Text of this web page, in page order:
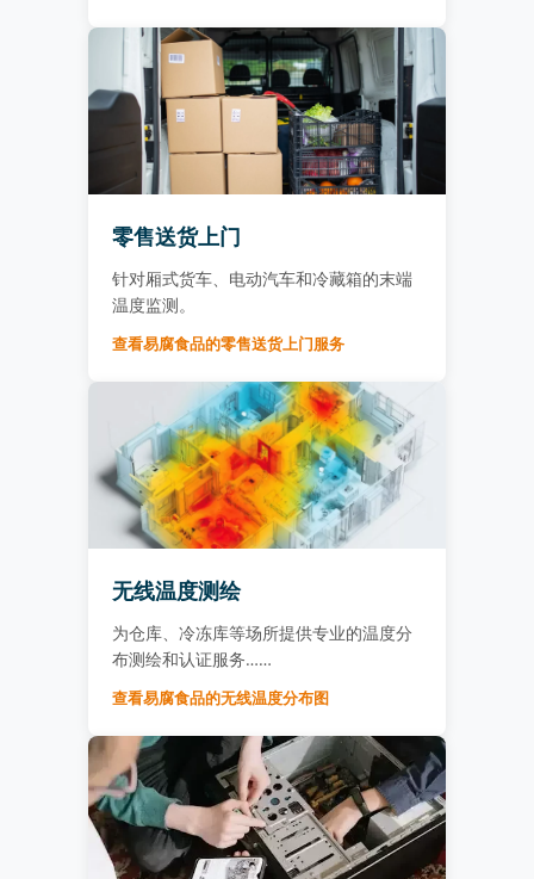
零售送货上门
针对厢式货车、电动汽车和冷藏箱的末端
温度监测。
查看易腐食品的零售送货上门服务
无线温度测绘
为仓库、冷冻库等场所提供专业的温度分
布测绘和认证服务……
查看易腐食品的无线温度分布图